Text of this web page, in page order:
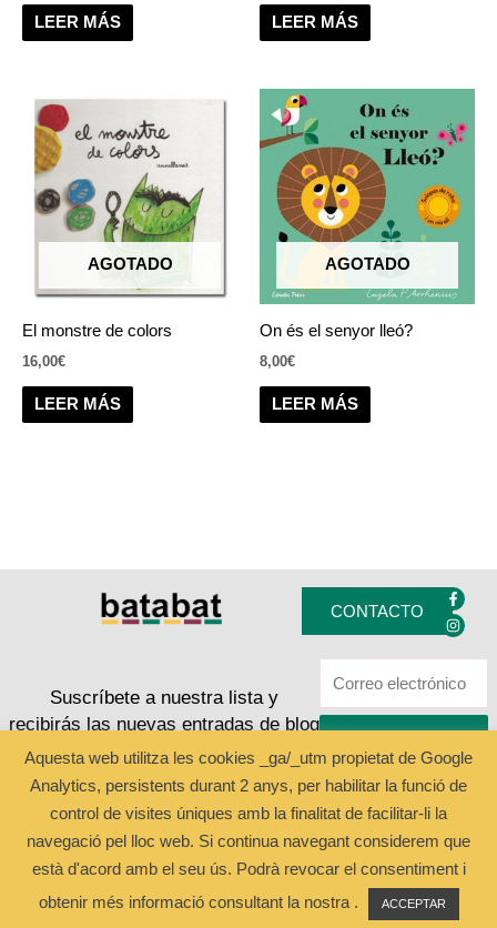
LEER MÁS LEER MÁS
AGOTADO
El monstre de colors
16,00€
LEER MÁS
AGOTADO
On és el senyor lleó?
8,00€
LEER MÁS
CONTACTO
F
a
c
e
o
k
-
I
n
s
t
r
a
m
Suscríbete a nuestra lista y
recibirás las nuevas entradas de blog
Aquesta web utilitza les cookies _ga/_utm propietat de Google
Analytics, persistents durant 2 anys, per habilitar la funció de
control de visites úniques amb la finalitat de facilitar-li la
navegació pel lloc web. Si continua navegant considerem que
està d'acord amb el seu ús. Podrà revocar el consentiment i
obtenir més informació consultant la nostra .
ACCEPTAR